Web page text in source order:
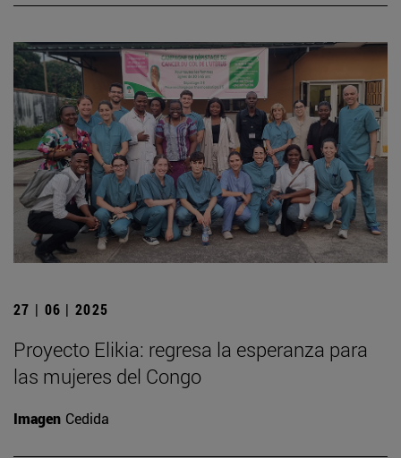
27 | 06 | 2025
Proyecto Elikia: regresa la esperanza para
las mujeres del Congo
Imagen Cedida